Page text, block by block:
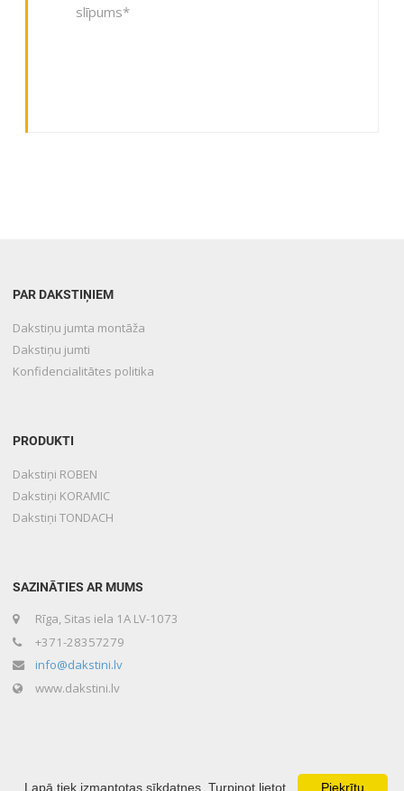
slīpums*
PAR DAKSTIŅIEM
Dakstiņu jumta montāža
Dakstiņu jumti
Konfidencialitātes politika
PRODUKTI
Dakstiņi ROBEN
Dakstiņi KORAMIC
Dakstiņi TONDACH
SAZINĀTIES AR MUMS
Rīga, Sitas iela 1A LV-1073
+371-28357279
info@dakstini.lv
www.dakstini.lv
Piekrītu
Lapā tiek izmantotas sīkdatnes. Turpinot lietot